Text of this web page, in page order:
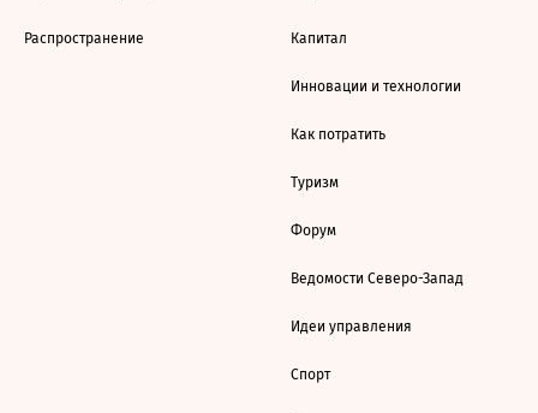
Распространение Капитал
Инновации и технологии
Как потратить
Туризм
Форум
Ведомости Северо-Запад
Идеи управления
Спорт